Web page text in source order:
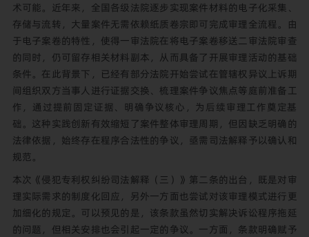
术可能。近年来，全国各级法院逐步实现案件材料的电子化采集、
存储与流转，大量案件无需依赖纸质卷宗即可完成审理全流程。由
于电子案卷的特性，使得一审法院在将电子案卷移送二审法院审查
的同时，仍可留存相关材料副本，从而具备了开展审理活动的基础
条件。在此背景下，已经有部分法院开始尝试在管辖权异议上诉期
间组织双方当事人进行证据交换、梳理案件争议焦点等庭前准备工
作，通过提前固定证据、明确争议核心，为后续审理工作奠定基
础。这种实践创新有效缩短了案件整体审理周期，但因缺乏明确的
法律依据，始终存在程序合法性的争议，亟需司法解释予以确认和
规范。
本次《侵犯专利权纠纷司法解释（三）》第二条的出台，既是对审
理实际需求的制度化回应，另外一方面也尝试对该审理模式进行更
加细化的规定。可以预见的是，该条款虽然切实解决诉讼程序拖延
的问题，但相关安排也会引起一定的争议。一方面，条款明确赋予